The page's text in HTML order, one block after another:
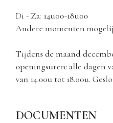
Di - Za: 14u00-18u00
Andere momenten
Tijdens de maand
openingsuren: alle dagen
van 14.00u tot 18.00u.
DOCUMENTEN